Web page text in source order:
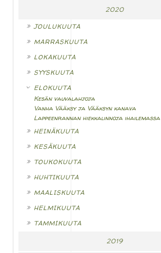
2020
JOULUKUUTA
MARRASKUUTA
LOKAKUUTA
SYYSKUUTA
ELOKUUTA
Kesän vauvalahjoja
Vanha Vääksy ja Vääksyn kanava
Lappeenrannan hiekkalinnoja ihailemassa
HEINÄKUUTA
KESÄKUUTA
TOUKOKUUTA
HUHTIKUUTA
MAALISKUUTA
HELMIKUUTA
TAMMIKUUTA
2019